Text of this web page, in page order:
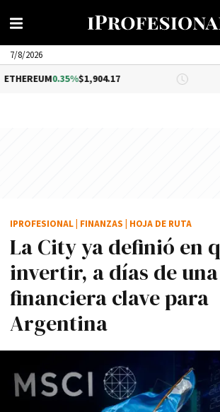
7/8/2026
$1,904.17 DÓLAR BNA
La City ya definió en
invertir, a días de
financiera clave para
Argentina
IPROFESIONAL FINANZAS HOJA DE RUTA